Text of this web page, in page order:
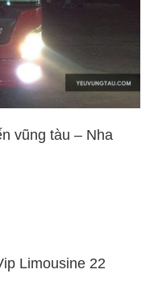
vũng tàu – Nha
Limousine 22